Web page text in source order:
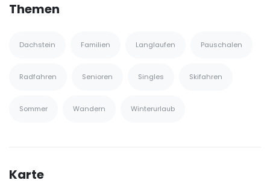
Themen
Dachstein Familien Langlaufen Pauschalen
Radfahren Senioren Singles Skifahren
Sommer Wandern Winterurlaub
Karte